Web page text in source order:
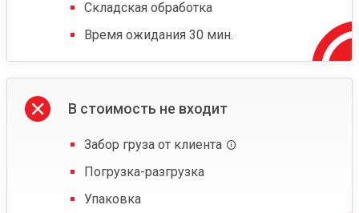
Складская обработка
Время ожидания 30 мин.
В стоимость не входит
Забор груза от клиента
Погрузка-разгрузка
Упаковка